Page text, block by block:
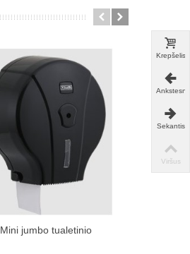
Įdėti į pirkinių krepšelį
Mini jumbo tualetinio
Krepšelis
Sekantis
Viršus